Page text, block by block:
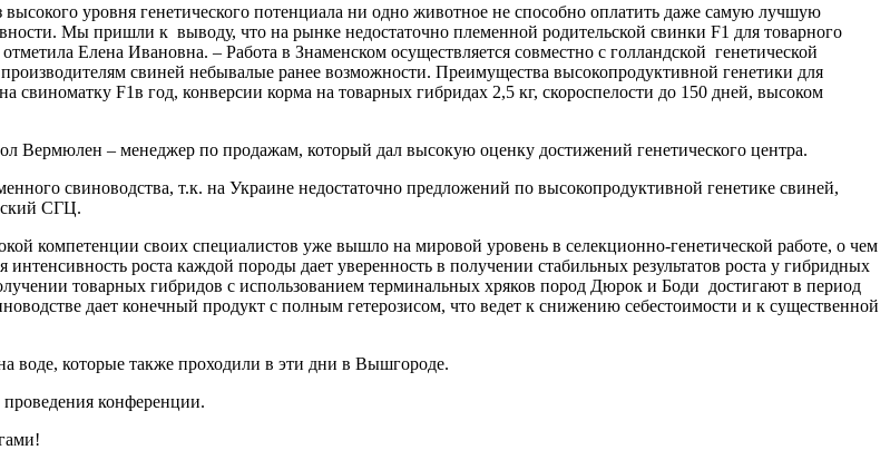
высокого уровня генетического потенциала ни одно животное не способно оплатить даже самую лучшую
Мы пришли к выводу, что на рынке недостаточно племенной родительской свинки F1 для товарного
Елена Ивановна. – Работа в Знаменском осуществляется совместно с голландской генетической
свиней небывалые ранее возможности. Преимущества высокопродуктивной генетики для
свиноматку F1в год, конверсии корма на товарных гибридах 2,5 кг, скороспелости до 150 дней, высоком
Вермюлен – менеджер по продажам, который дал высокую оценку достижений генетического центра.
свиноводства, т.к. на Украине недостаточно предложений по высокопродуктивной генетике свиней,
СГЦ.
компетенции своих специалистов уже вышло на мировой уровень в селекционно-генетической работе, о чем
роста каждой породы дает уверенность в получении стабильных результатов роста у гибридных
товарных гибридов с использованием терминальных хряков пород Дюрок и Боди достигают в период
дает конечный продукт с полным гетерозисом, что ведет к снижению себестоимости и к существенной
воде, которые также проходили в эти дни в Вышгороде.
конференции.